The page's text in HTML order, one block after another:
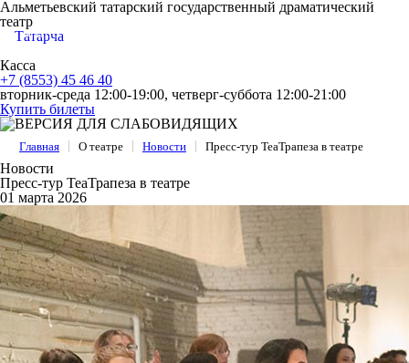
Альметьевский татарский государственный драматический
театр
Татарча
Касса
+7 (8553) 45 46 40
вторник-среда 12:00-19:00, четверг-суббота 12:00-21:00
Купить билеты
МЕНЮ
Главная О театре Новости Пресс-тур ТеаТрапеза в театре
Новости
Пресс-тур ТеаТрапеза в театре
01 марта 2026